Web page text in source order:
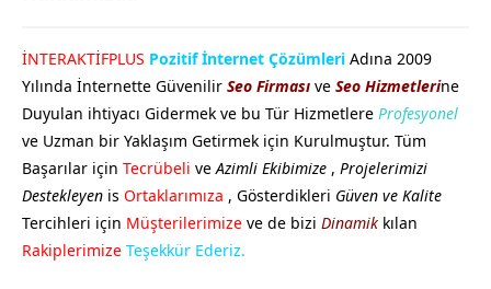
sonuçlarında üst sıralara
“google reklam” adı altında
yapılan bir aramaya...
İNTERAKTİFPLUS Pozitif İnternet Çözümleri Adına 2009
Yılında İnternette Güvenilir Seo Firması ve Seo Hizmetlerine
Duyulan ihtiyacı Gidermek ve bu Tür Hizmetlere Profesyonel
ve Uzman bir Yaklaşım Getirmek için Kurulmuştur. Tüm
Başarılar için Tecrübeli ve Azimli Ekibimize , Projelerimizi
Destekleyen is Ortaklarımıza , Gösterdikleri Güven ve Kalite
Tercihleri için Müşterilerimize ve de bizi Dinamik kılan
Rakiplerimize Teşekkür Ederiz.
GÖKHAN GÖKMEN